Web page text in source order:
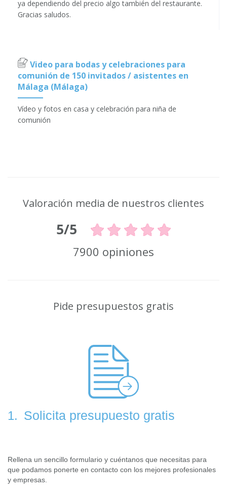
ya dependiendo del precio algo también del restaurante.
Gracias saludos.
Video para bodas y celebraciones para
comunión de 150 invitados / asistentes en
Málaga (Málaga)
Vídeo y fotos en casa y celebración para niña de
comunión
Valoración media de nuestros clientes
5/5
7900 opiniones
Pide presupuestos gratis
1. Solicita presupuesto gratis
Rellena un sencillo formulario y cuéntanos que necesitas para
que podamos ponerte en contacto con los mejores profesionales
y empresas.